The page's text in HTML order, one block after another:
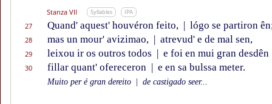
Stanza VII Syllables IPA
27 Quand' aquest' houvéron feito, | lógo se partiron
28 mas un mour' avizimao, | atrevud' e de mal sen,
29 leixou ir os outros todos | e foi en mui gran desdên
30 fillar quant' ofereceron | e en sa bulssa meter.
Muito per é gran dereito de castigado seer...